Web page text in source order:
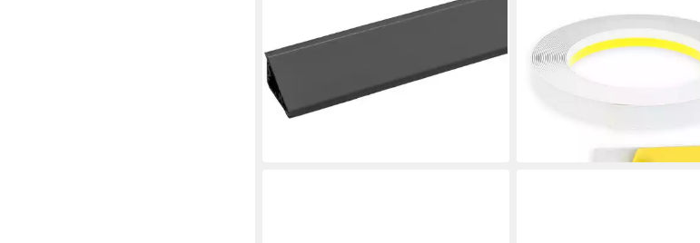
Abschlussleiste Kaindl
Wandanschlusssystem 63,5 x 2,4 cm
12,14 €
lieferbar - in 3-4 Werktagen bei dir
Fensterleiste PVC-
ohne
zur Montage, selbstklebend,